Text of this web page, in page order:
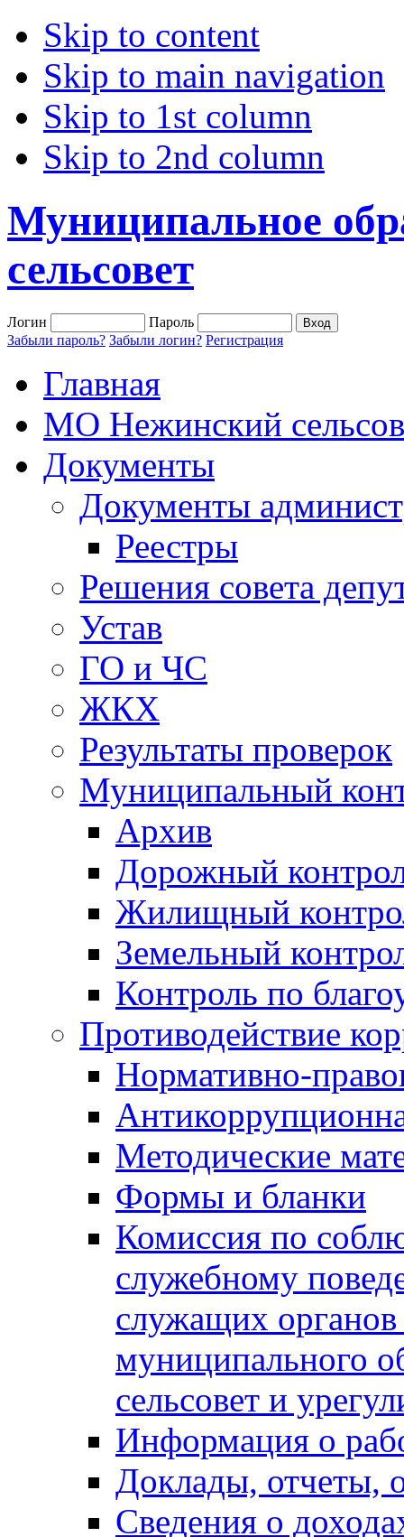
Skip to content
Skip to main navigation
Skip to 1st column
Skip to 2nd column
Муниципальное
сельсовет
Логин
Пароль
Забыли пароль? Забыли логин? Регистрация
Главная
МО Нежинский
Документы
Документы
Реестры
Решения совета
Устав
ГО и ЧС
ЖКХ
Результаты проверок
Муниципальный
Архив
Дорожный
Жилищный
Земельный
Контроль по
Противодействие
Нормативно-
Методические
Формы и бланки
Комиссия по
служебному
служащих органов
муниципального
сельсовет и
Информация о
Доклады, отчеты,
Сведения о